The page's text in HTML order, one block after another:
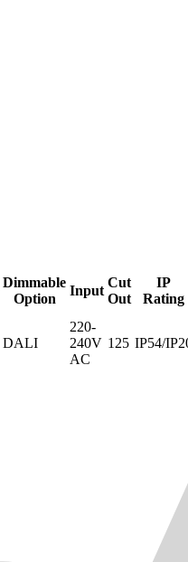
Dimmable
Option
Input
Cut
Out
IP
Rating
DALI
220-
240V
AC
125 IP54/